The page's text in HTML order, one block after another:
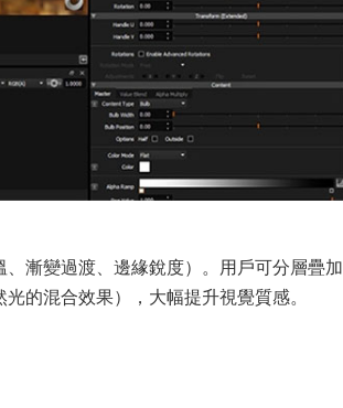
漸變過渡、邊緣銳度）。用戶可分層疊加
的混合效果），大幅提升視覺質感。